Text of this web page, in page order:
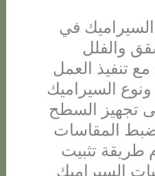
في
والفلل
تنفيذ العمل
السيراميك
تجهيز السطح
المقاسات
طريقة تثبيت
السيراميك